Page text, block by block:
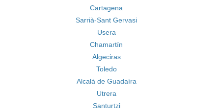
Cartagena
Sarrià-Sant Gervasi
Usera
Chamartín
Algeciras
Toledo
Alcalá de Guadaíra
Utrera
Santurtzi